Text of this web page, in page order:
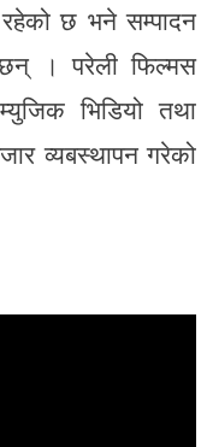
छ भने सम्पादन
। परेली फिल्मस
भिडियो तथा
व्यबस्थापन गरेको